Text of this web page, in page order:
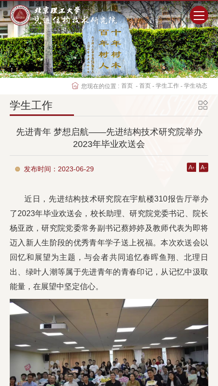
首页
研究院概况
师资队伍
科学研究
人才培养
学生工作
校友工作
学校主页 English
您现在的位置 : 首页 - 首页 - 学生工作 - 学生动态
学生工作
先进青年 梦想启航——先进结构技术研究院举办
2023年毕业欢送会
发布时间：2023-06-29
近日，先进结构技术研究院在宇航楼310报告厅举办
了2023年毕业欢送会，校长助理、研究院党委书记、院长
杨亚政，研究院党委常务副书记蔡婷婷及教师代表为即将
迈入新人生阶段的优秀青年学子送上祝福。本次欢送会以
回忆和展望为主题，与会者共同追忆春晖鱼翔、北理日
出、绿叶人潮等属于先进青年的青春印记，从记忆中汲取
能量，在展望中坚定信心。